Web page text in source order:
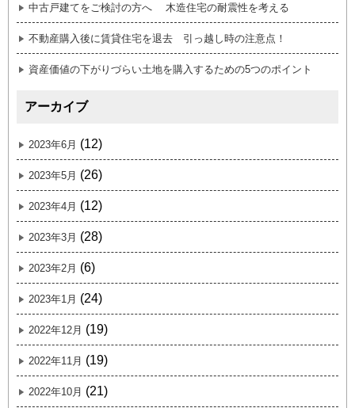
中古戸建てをご検討の方へ 木造住宅の耐震性を考える
不動産購入後に賃貸住宅を退去 引っ越し時の注意点！
資産価値の下がりづらい土地を購入するための5つのポイント
アーカイブ
2023年6月 (12)
2023年5月 (26)
2023年4月 (12)
2023年3月 (28)
2023年2月 (6)
2023年1月 (24)
2022年12月 (19)
2022年11月 (19)
2022年10月 (21)